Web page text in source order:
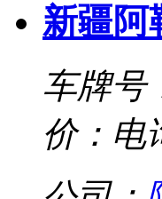
新疆
车牌号
价：电